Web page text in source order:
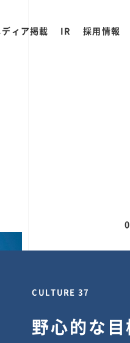
ィア掲載 IR 採用情報
0